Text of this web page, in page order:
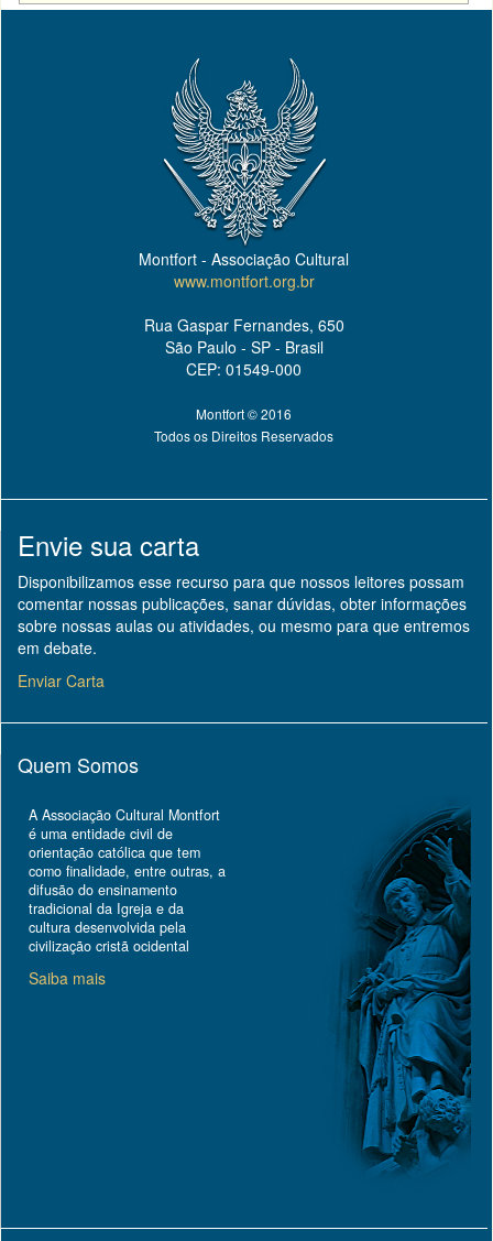
Montfort - Associação Cultural
www.montfort.org.br
Rua Gaspar Fernandes, 650
São Paulo - SP - Brasil
CEP: 01549-000
Montfort © 2016
Todos os Direitos Reservados
Envie sua carta
Disponibilizamos esse recurso para que nossos leitores possam
comentar nossas publicações, sanar dúvidas, obter informações
sobre nossas aulas ou atividades, ou mesmo para que entremos
em debate.
Enviar Carta
Quem Somos
A Associação Cultural Montfort
é uma entidade civil de
orientação católica que tem
como finalidade, entre outras, a
difusão do ensinamento
tradicional da Igreja e da
cultura desenvolvida pela
civilização cristã ocidental
Saiba mais